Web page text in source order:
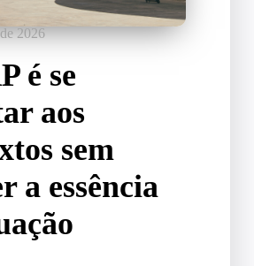
2026
é se
aos
sem
a essência